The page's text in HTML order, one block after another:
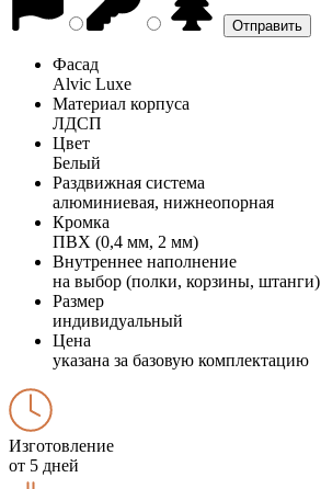
Фасад
Alvic Luxe
Материал корпуса
ЛДСП
Цвет
Белый
Раздвижная система
алюминиевая, нижнеопорная
Кромка
ПВХ (0,4 мм, 2 мм)
Внутреннее наполнение
на выбор (полки, корзины, штанги)
Размер
индивидуальный
Цена
указана за базовую комплектацию
Изготовление
от 5 дней